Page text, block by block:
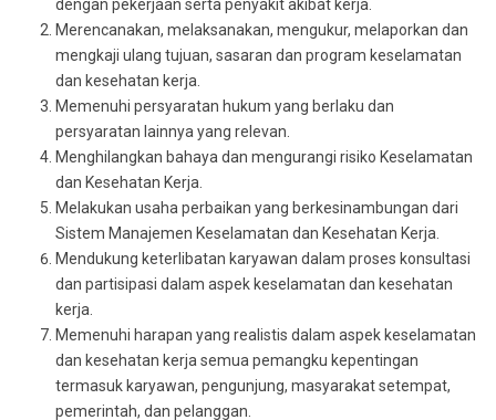
dengan pekerjaan serta penyakit akibat kerja.
Merencanakan, melaksanakan, mengukur, melaporkan dan
mengkaji ulang tujuan, sasaran dan program keselamatan
dan kesehatan kerja.
Memenuhi persyaratan hukum yang berlaku dan
persyaratan lainnya yang relevan.
Menghilangkan bahaya dan mengurangi risiko Keselamatan
dan Kesehatan Kerja.
Melakukan usaha perbaikan yang berkesinambungan dari
Sistem Manajemen Keselamatan dan Kesehatan Kerja.
Mendukung keterlibatan karyawan dalam proses konsultasi
dan partisipasi dalam aspek keselamatan dan kesehatan
kerja.
Memenuhi harapan yang realistis dalam aspek keselamatan
dan kesehatan kerja semua pemangku kepentingan
termasuk karyawan, pengunjung, masyarakat setempat,
pemerintah, dan pelanggan.